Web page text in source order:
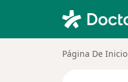
Página De Inicio